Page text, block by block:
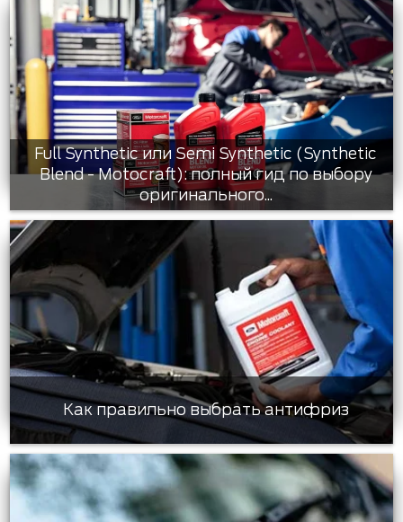
Full Synthetic или Semi Synthetic (Synthetic
Blend - Motocraft): полный гид по выбору
оригинального...
Как правильно выбрать антифриз